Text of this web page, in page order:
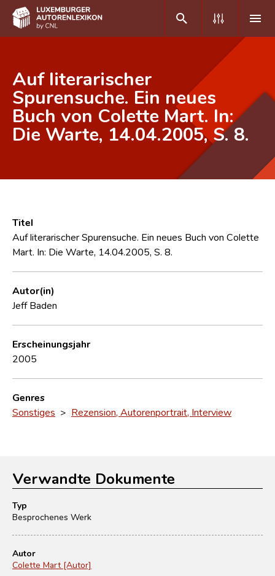
DE FR
Home
Autor(inn)en A-Z
Forschungsgruppe
Auf literarischer
Spurensuche. Ein neues
Buch von Colette Mart. In:
Die Warte, 14.04.2005, S. 8.
Titel
Auf literarischer Spurensuche. Ein neues Buch von Colette
Mart. In: Die Warte, 14.04.2005, S. 8.
Autor(in)
Jeff Baden
Erscheinungsjahr
2005
Genres
Sonstiges > Rezension, Autorenportrait, Interview
Verwandte Dokumente
Typ
Besprochenes Werk
Autor
Colette Mart [Autor]